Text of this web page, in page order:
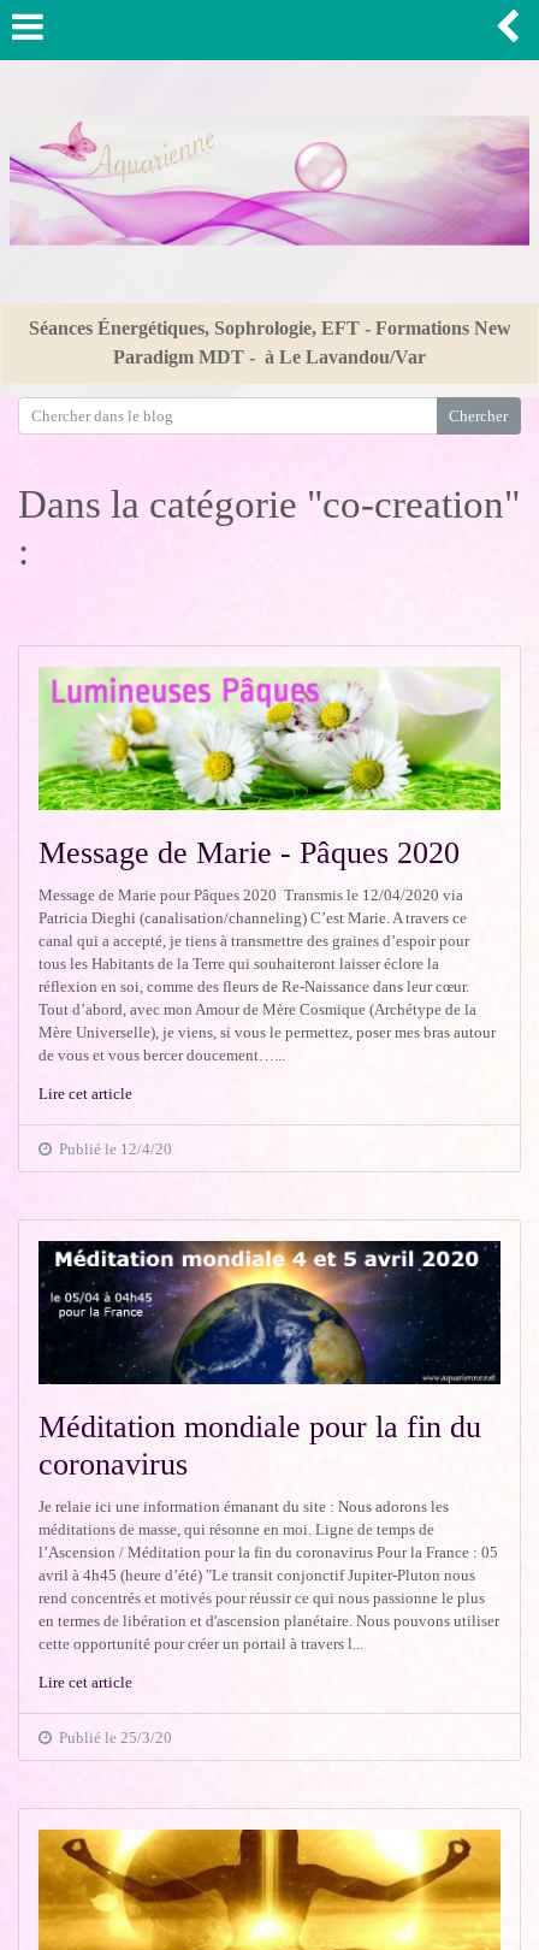
Séances Énergétiques, Sophrologie, EFT - Formations New
Paradigm MDT - à Le Lavandou/Var
Dans la catégorie "co-creation"
:
Message de Marie - Pâques 2020
Message de Marie pour Pâques 2020 Transmis le 12/04/2020 via
Patricia Dieghi (canalisation/channeling) C’est Marie. A travers ce
canal qui a accepté, je tiens à transmettre des graines d’espoir pour
tous les Habitants de la Terre qui souhaiteront laisser éclore la
réflexion en soi, comme des fleurs de Re-Naissance dans leur cœur.
Tout d’abord, avec mon Amour de Mère Cosmique (Archétype de la
Mère Universelle), je viens, si vous le permettez, poser mes bras autour
de vous et vous bercer doucement…...
Lire cet article
Publié le 12/4/20
Méditation mondiale pour la fin du
coronavirus
Je relaie ici une information émanant du site : Nous adorons les
méditations de masse, qui résonne en moi. Ligne de temps de
l’Ascension / Méditation pour la fin du coronavirus Pour la France : 05
avril à 4h45 (heure d’été) "Le transit conjonctif Jupiter-Pluton nous
rend concentrés et motivés pour réussir ce qui nous passionne le plus
en termes de libération et d'ascension planétaire. Nous pouvons utiliser
cette opportunité pour créer un portail à travers l...
Lire cet article
Publié le 25/3/20